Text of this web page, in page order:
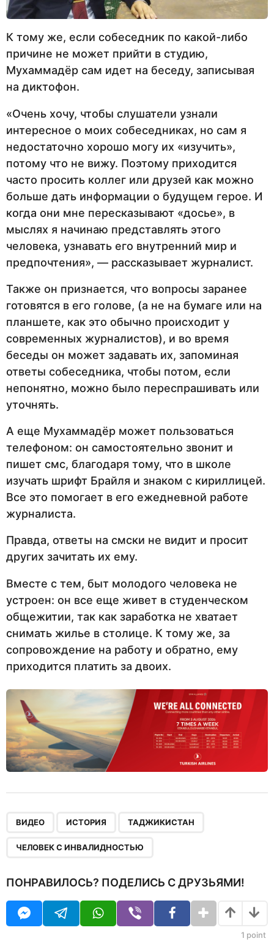
К тому же, если собеседник по какой-либо
причине не может прийти в студию,
Мухаммадёр сам идет на беседу, записывая
на диктофон.
«Очень хочу, чтобы слушатели узнали
интересное о моих собеседниках, но сам я
недостаточно хорошо могу их «изучить»,
потому что не вижу. Поэтому приходится
часто просить коллег или друзей как можно
больше дать информации о будущем герое. И
когда они мне пересказывают «досье», в
мыслях я начинаю представлять этого
человека, узнавать его внутренний мир и
предпочтения», — рассказывает журналист.
Также он признается, что вопросы заранее
готовятся в его голове, (а не на бумаге или на
планшете, как это обычно происходит у
современных журналистов), и во время
беседы он может задавать их, запоминая
ответы собеседника, чтобы потом, если
непонятно, можно было переспрашивать или
уточнять.
А еще Мухаммадёр может пользоваться
телефоном: он самостоятельно звонит и
пишет смс, благодаря тому, что в школе
изучать шрифт Брайля и знаком с кириллицей.
Все это помогает в его ежедневной работе
журналиста.
Правда, ответы на смски не видит и просит
других зачитать их ему.
Вместе с тем, быт молодого человека не
устроен: он все еще живет в студенческом
общежитии, так как заработка не хватает
снимать жилье в столице. К тому же, за
сопровождение на работу и обратно, ему
приходится платить за двоих.
ВИДЕО ИСТОРИЯ ТАДЖИКИСТАН
ЧЕЛОВЕК С ИНВАЛИДНОСТЬЮ
ПОНРАВИЛОСЬ? ПОДЕЛИСЬ С ДРУЗЬЯМИ!
1 point